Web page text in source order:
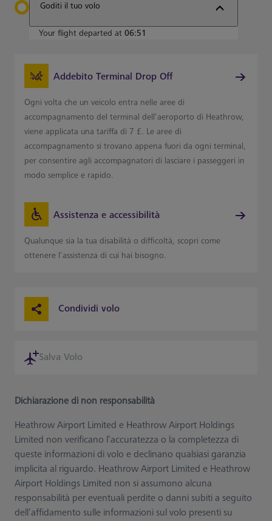
Goditi il tuo volo
Your flight departed at 06:51
Addebito Terminal Drop Off
Ogni volta che un veicolo entra nelle aree di
accompagnamento del terminal dell’aeroporto di Heathrow,
viene applicata una tariffa di 7 £. Le aree di
accompagnamento si trovano appena fuori da ogni terminal,
per consentire agli accompagnatori di lasciare i passeggeri in
modo semplice e rapido.
Assistenza e accessibilità
Qualunque sia la tua disabilità o difficoltà, scopri come
ottenere l’assistenza di cui hai bisogno.
Condividi volo
Salva Volo
Dichiarazione di non responsabilità
Heathrow Airport Limited e Heathrow Airport Holdings
Limited non verificano l’accuratezza o la completezza di
queste informazioni di volo e declinano qualsiasi garanzia
implicita al riguardo. Heathrow Airport Limited e Heathrow
Airport Holdings Limited non si assumono alcuna
responsabilità per eventuali perdite o danni subiti a seguito
dell’affidamento sulle informazioni sul volo presenti su